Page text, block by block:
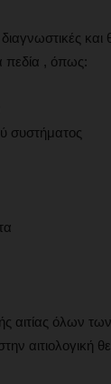
και
πεδία , όπως:
συστήματος
αιτίας όλων
αιτιολογική